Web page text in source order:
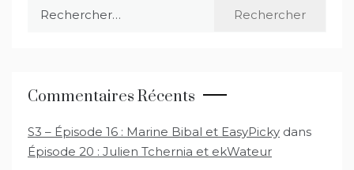
Commentaires Récents
S3 – Épisode 16 : Marine Bibal et EasyPicky dans
Épisode 20 : Julien Tchernia et ekWateur